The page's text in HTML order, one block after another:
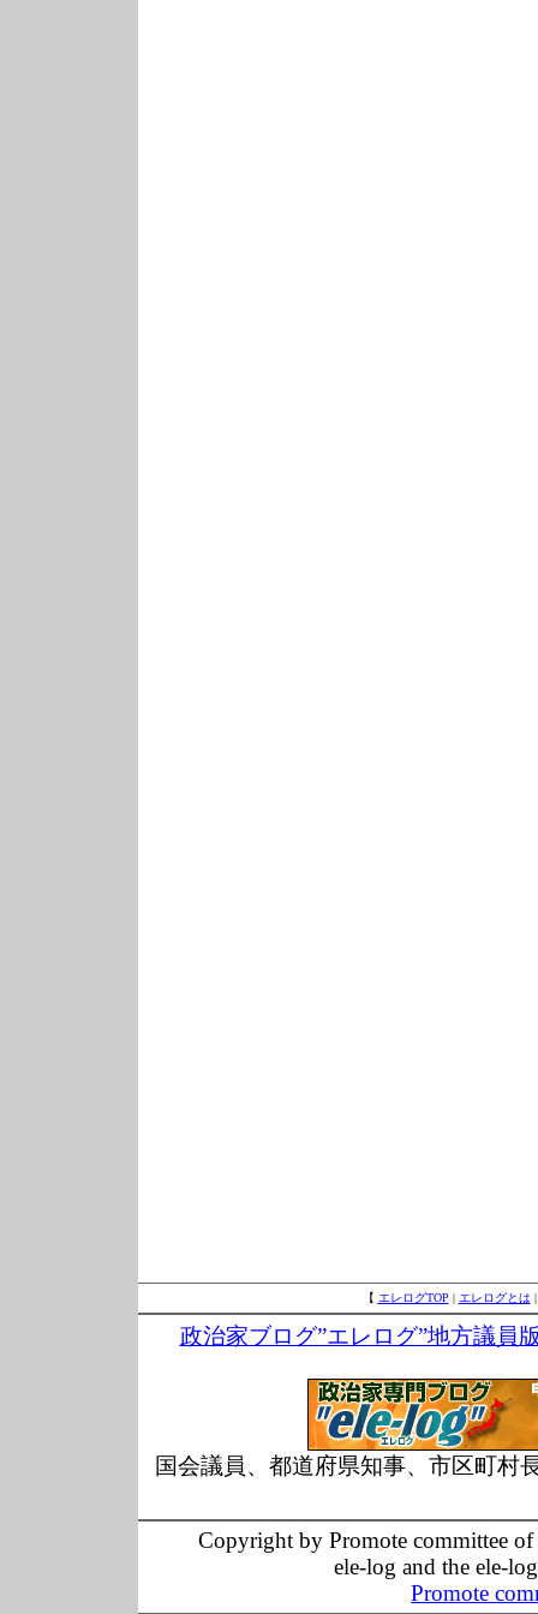
【 エレログTOP | エレログとは
政治家ブログ”エレログ”地方議員
国会議員、都道府県知事、市区町村
Copyright by Promote committee
ele-log and the ele-
Promote